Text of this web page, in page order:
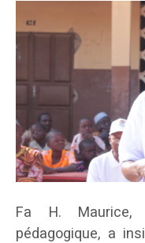
Fa H. Maurice,
pédagogique, a